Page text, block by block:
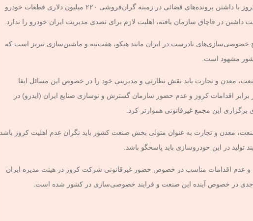
شواهد موجود نشان می‌دهد که کروز با داشتن پرونده‌های قضائی در زمینه گران‌فروشی ۲۲۰ میلیون دلاری قطعات خودرو
در قاچاق سازمان یافته، اهلیت لازم برای تصدی مدیریت ایران خودرو را ندارد.
خصوصی‌سازی‌های نادرست در ایران مانند هپکو، هفت‌تپه و ماشین‌سازی تبریز است که
مشهود است.
معدن و تجارت باید نقش نظارتی و مدیریتی خود را در خصوص این مسائل ایفا
اقدامات کروز و عدم حضور سازمان گسترش و نوسازی صنایع ایران (ایدرو) در
برگزاری این مجمع غیرقانونی هموارتر کرد.
معدن و تجارت به عنوان متولی بخش صنعت کشور باید نگران عدم اهلیت کروز باشد
تولید در این خودروسازی باید پاسخگو باشد.
اقدامات مناسب در خصوص حضور غیرقانونی شرکت کروز در هیئت مدیره ایران
جدی در خصوص آینده این صنعت و فرایند خصوصی‌سازی در کشور شده است.